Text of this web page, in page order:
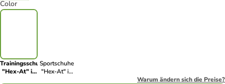
Color
Trainingsschuhe
"Hex-At" in
Sportschuhe
"Hex-At" in
Warum ändern sich die Preise?